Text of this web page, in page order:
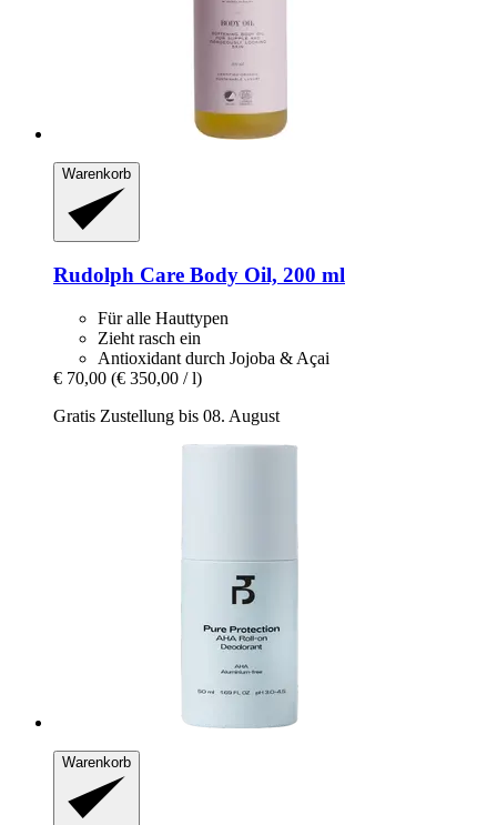
Warenkorb
Rudolph Care Body Oil, 200 ml
Für alle Hauttypen
Zieht rasch ein
Antioxidant durch Jojoba & Açai
€ 70,00 (€ 350,00 / l)
Gratis Zustellung bis 08. August
Warenkorb